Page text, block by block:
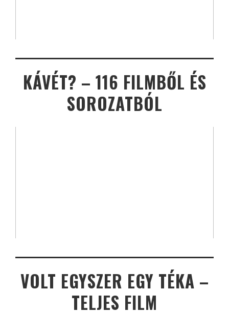
KÁVÉT? – 116 FILMBŐL ÉS
SOROZATBÓL
VOLT EGYSZER EGY TÉKA –
TELJES FILM